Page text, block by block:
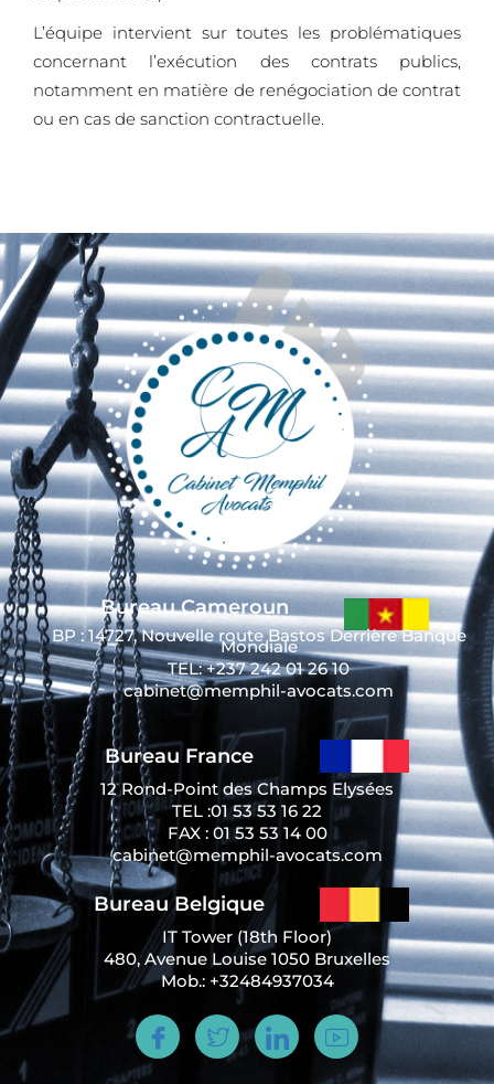
L’équipe intervient sur toutes les problématiques
concernant l’exécution des contrats publics,
notamment en matière de renégociation de contrat
ou en cas de sanction contractuelle.
Bureau Cameroun
BP : 14727, Nouvelle route Bastos Derrière Banque
Mondiale
TEL: +237 242 01 26 10
cabinet@memphil-avocats.com
Bureau France
12 Rond-Point des Champs Elysées
TEL :01 53 53 16 22
FAX : 01 53 53 14 00
cabinet@memphil-avocats.com
Bureau Belgique
IT Tower (18th Floor)
480, Avenue Louise 1050 Bruxelles
Mob.: +32484937034